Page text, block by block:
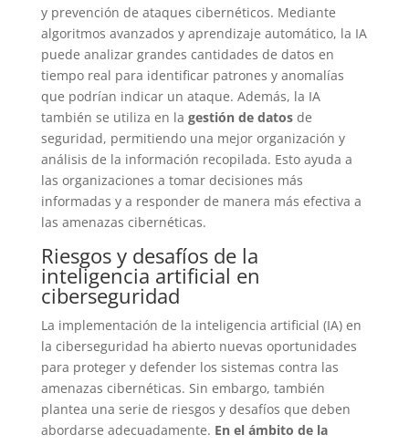
y prevención de ataques cibernéticos. Mediante
algoritmos avanzados y aprendizaje automático, la IA
puede analizar grandes cantidades de datos en
tiempo real para identificar patrones y anomalías
que podrían indicar un ataque. Además, la IA
también se utiliza en la gestión de datosde
seguridad, permitiendo una mejor organización y
análisis de la información recopilada. Esto ayuda a
las organizaciones a tomar decisiones más
informadas y a responder de manera más efectiva a
las amenazas cibernéticas.
Riesgos y desafíos de la
inteligencia artificial en
ciberseguridad
La implementación de la inteligencia artificial (IA) en
la ciberseguridad ha abierto nuevas oportunidades
para proteger y defender los sistemas contra las
amenazas cibernéticas. Sin embargo, también
plantea una serie de riesgos y desafíos que deben
abordarse adecuadamente. En el ámbito de la